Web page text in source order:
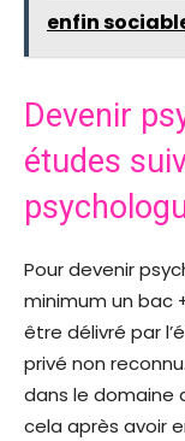
enfin
Devenir
études
Pour devenir
minimum un bac
être délivré par
privé non
dans le domaine
cela après avoir